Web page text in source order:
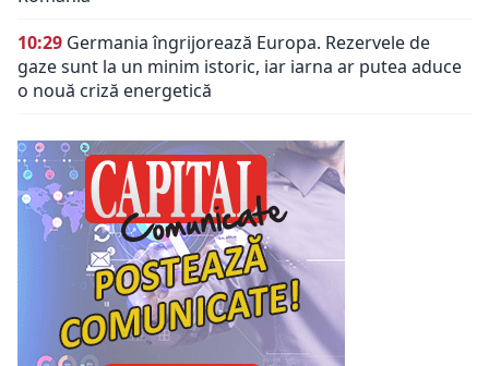
10:29 Germania îngrijorează Europa. Rezervele de
gaze sunt la un minim istoric, iar iarna ar putea aduce
o nouă criză energetică